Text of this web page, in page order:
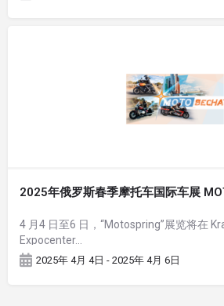
2025年俄罗斯春季摩托车国际车展
4 月4 日至6 日，“Motospring”展览将在
Expocenter…
2025年 4月 4日 - 2025年 4月 6日